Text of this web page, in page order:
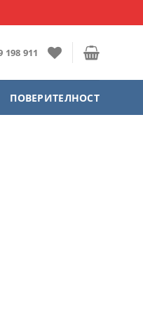
198 911
ПОВЕРИТЕЛНОСТ